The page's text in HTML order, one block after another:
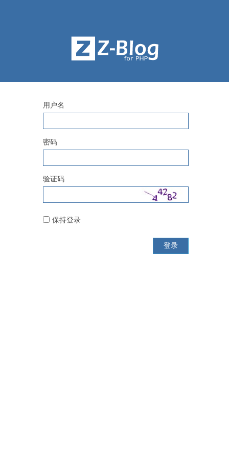
用户名
密码
验证码
保持登录